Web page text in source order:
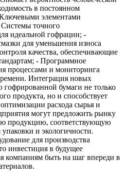
в постоянном
элементами
Системы точного
идеальной гофрации; -
для уменьшения износа
качества, обеспечивающие
- Программное
процессами и мониторинга
Интеграция новых
гофрированной бумаги не только
продукта, но и способствует
расхода сырья и
могут предложить рынку
продукцию, соответствующую
и экологичности.
для производства
инвестиция в будущее
компаниям быть на шаг впереди в